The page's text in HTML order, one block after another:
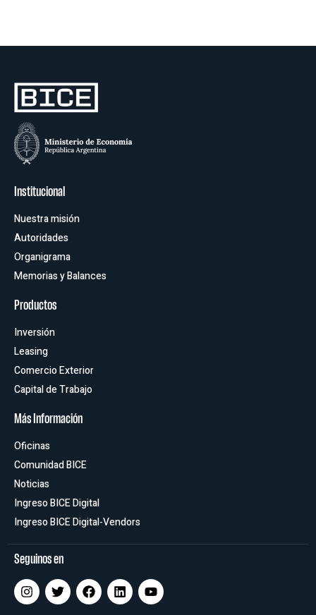
Institucional
Nuestra misión
Autoridades
Organigrama
Memorias y Balances
Productos
Inversión
Leasing
Comercio Exterior
Capital de Trabajo
Más Información
Oficinas
Comunidad BICE
Noticias
Ingreso BICE Digital
Ingreso BICE Digital-Vendors
Seguinos en